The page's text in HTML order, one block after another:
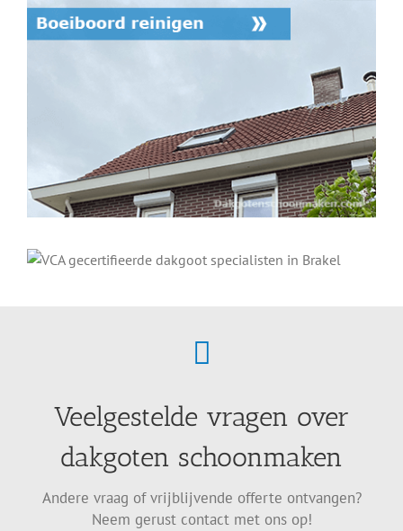
Veelgestelde vragen over
dakgoten schoonmaken
Andere vraag of vrijblijvende offerte ontvangen?
Neem gerust contact met ons op!